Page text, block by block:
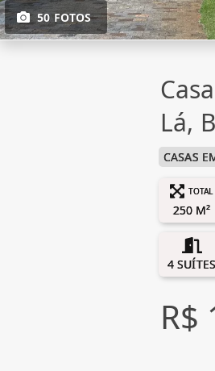
50 FOTOS
Lá,
CASAS
TOTAL
250 M²
4 SUÍTES
R$